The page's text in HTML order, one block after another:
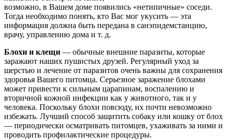
возможно, в Вашем доме появились «нетипичные» соседи.
Тогда необходимо понять, кто Вас мог укусить — эта
информация должна быть передана в санэпидемстанцию,
врачу, управлению дома и т. д.
Блохи и клещи — обычные внешние паразиты, которые
заражают наших пушистых друзей. Регулярный уход за
шерстью и лечение от паразитов очень важны для сохранения
здоровья Вашего питомца. Серьезное заражение блохами
может привести к сильным царапинам, воспалению и
вторичной кожной инфекции как у животного, так и у
человека. Поскольку блохи повсюду, их почти невозможно
избежать. Лучший способ защитить собаку или кошку от блох
— периодически осматривать питомцев, ухаживать за ними и
проводить профилактические процедуры.